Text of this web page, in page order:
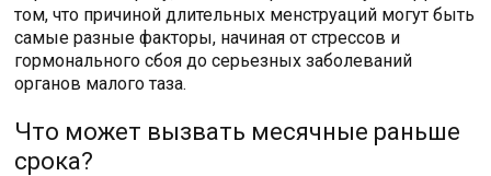
том, что причиной длительных менструаций могут быть
самые разные факторы, начиная от стрессов и
гормонального сбоя до серьезных заболеваний
органов малого таза.
Что может вызвать месячные раньше
срока?